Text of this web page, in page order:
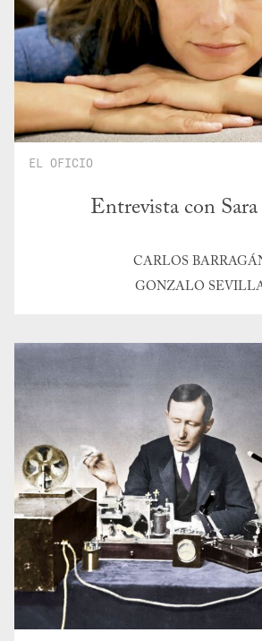
EL OFICIO
Entrevista con
CARLOS
GONZALO